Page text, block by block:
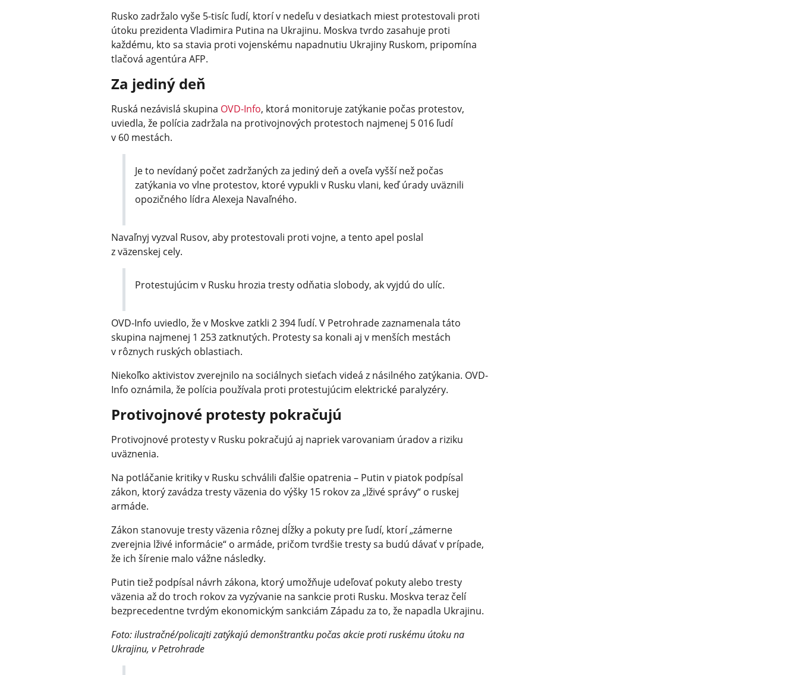
Rusko zadržalo vyše 5-tisíc ľudí, ktorí v nedeľu v desiatkach miest protestovali proti
útoku prezidenta Vladimira Putina na Ukrajinu. Moskva tvrdo zasahuje proti
každému, kto sa stavia proti vojenskému napadnutiu Ukrajiny Ruskom, pripomína
tlačová agentúra AFP.
Za jediný deň
Ruská nezávislá skupina OVD-Info, ktorá monitoruje zatýkanie počas protestov,
uviedla, že polícia zadržala na protivojnových protestoch najmenej 5 016 ľudí
v 60 mestách.
Je to nevídaný počet zadržaných za jediný deň a oveľa vyšší než počas
zatýkania vo vlne protestov, ktoré vypukli v Rusku vlani, keď úrady uväznili
opozičného lídra Alexeja Navaľného.
Navaľnyj vyzval Rusov, aby protestovali proti vojne, a tento apel poslal
z väzenskej cely.
Protestujúcim v Rusku hrozia tresty odňatia slobody, ak vyjdú do ulíc.
OVD-Info uviedlo, že v Moskve zatkli 2 394 ľudí. V Petrohrade zaznamenala táto
skupina najmenej 1 253 zatknutých. Protesty sa konali aj v menších mestách
v rôznych ruských oblastiach.
Niekoľko aktivistov zverejnilo na sociálnych sieťach videá z násilného zatýkania. OVD-
Info oznámila, že polícia používala proti protestujúcim elektrické paralyzéry.
Protivojnové protesty pokračujú
Protivojnové protesty v Rusku pokračujú aj napriek varovaniam úradov a riziku
uväznenia.
Na potláčanie kritiky v Rusku schválili ďalšie opatrenia – Putin v piatok podpísal
zákon, ktorý zavádza tresty väzenia do výšky 15 rokov za „lživé správy“ o ruskej
armáde.
Zákon stanovuje tresty väzenia rôznej dĺžky a pokuty pre ľudí, ktorí „zámerne
zverejnia lživé informácie“ o armáde, pričom tvrdšie tresty sa budú dávať v prípade,
že ich šírenie malo vážne následky.
Putin tiež podpísal návrh zákona, ktorý umožňuje udeľovať pokuty alebo tresty
väzenia až do troch rokov za vyzývanie na sankcie proti Rusku. Moskva teraz čelí
bezprecedentne tvrdým ekonomickým sankciám Západu za to, že napadla Ukrajinu.
Foto: ilustračné/po­licajti zatýkajú demonštrantku počas akcie proti ruskému útoku na
Ukrajinu, v Petrohrade